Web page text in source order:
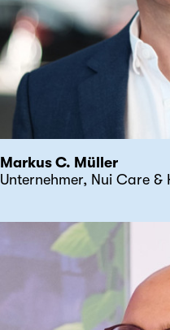
Markus C. Müller
Unternehmer, Nui Care &